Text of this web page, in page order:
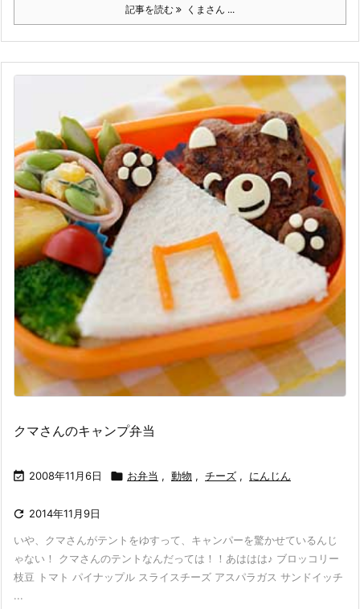
記事を読む くまさん ...
クマさんのキャンプ弁当
 2008年11月6日  お弁当 , 動物 , チーズ , にんじん
 2014年11月9日
いや、クマさんがテントをゆすって、キャンパーを驚かせているんじ
ゃない！ クマさんのテントなんだっては！！あははは♪ ブロッコリー
枝豆 トマト パイナップル スライスチーズ アスパラガス サンドイッチ
...